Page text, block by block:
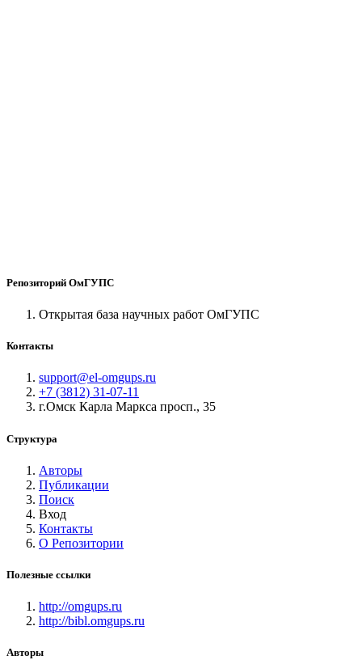
Репозиторий ОмГУПС
Открытая база научных работ ОмГУПС
Контакты
support@el-omgups.ru
+7 (3812) 31-07-11
г.Омск Карла Маркса просп., 35
Структура
Авторы
Публикации
Поиск
Вход
Контакты
О Репозитории
Полезные ссылки
http://omgups.ru
http://bibl.omgups.ru
Авторы